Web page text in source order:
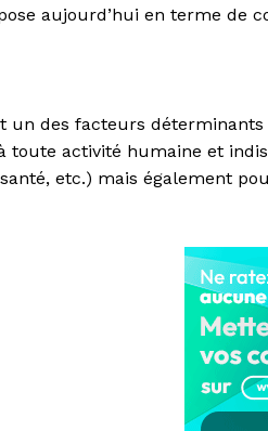
aujourd’hui en terme de
un des facteurs
toute activité humaine et
etc.) mais également